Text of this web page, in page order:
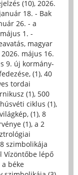
(10), 2026.
18. - Bak
26. - a
1. -
magyar
2026. május 16.
9. új kormány-
(1), 40
tordai
(1), 500
ciklus (1),
(1), 8
(1), a 2
szimbolikája
Vízöntőbe lépő
a béke